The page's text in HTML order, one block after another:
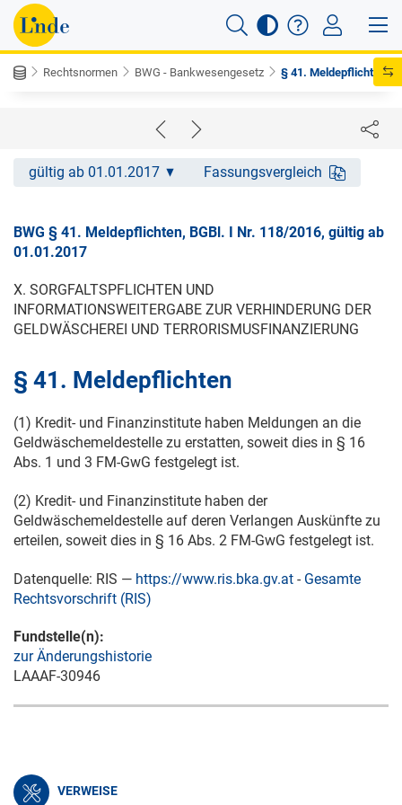
Rechtsnormen BWG - Bankwesengesetz § 41. Meldepflichten
gültig ab 01.01.2017 Fassungsvergleich
BWG § 41. Meldepflichten, BGBl. I Nr. 118/2016, gültig ab
01.01.2017
X. SORGFALTSPFLICHTEN UND
INFORMATIONSWEITERGABE ZUR VERHINDERUNG DER
GELDWÄSCHEREI UND TERRORISMUSFINANZIERUNG
§ 41. Meldepflichten
(1) Kredit- und Finanzinstitute haben Meldungen an die
Geldwäschemeldestelle zu erstatten, soweit dies in § 16
Abs. 1 und 3 FM-GwG festgelegt ist.
(2) Kredit- und Finanzinstitute haben der
Geldwäschemeldestelle auf deren Verlangen Auskünfte zu
erteilen, soweit dies in § 16 Abs. 2 FM-GwG festgelegt ist.
Datenquelle: RIS — https://www.ris.bka.gv.at - Gesamte
Rechtsvorschrift (RIS)
Fundstelle(n):
zur Änderungshistorie
LAAAF-30946
VERWEISE